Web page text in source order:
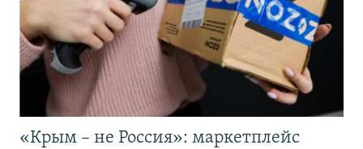
«Крым – не Россия»: маркетплейс